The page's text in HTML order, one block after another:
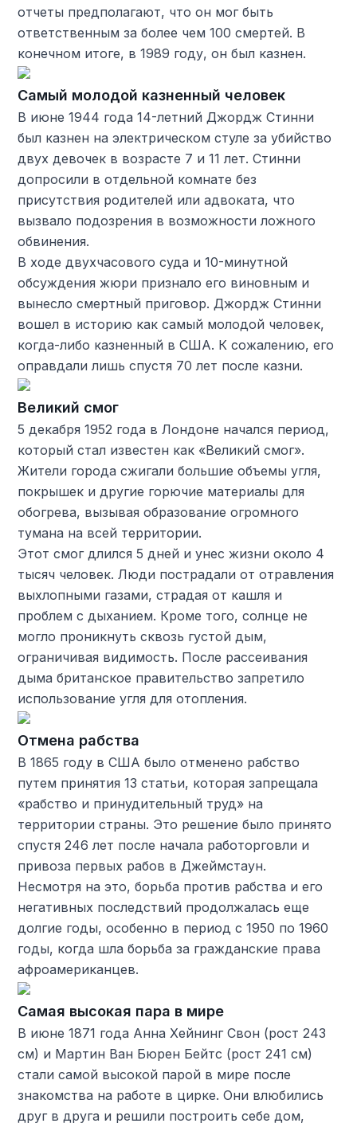
отчеты предполагают, что он мог быть
ответственным за более чем 100 смертей. В
конечном итоге, в 1989 году, он был казнен.
Самый молодой казненный человек
В июне 1944 года 14-летний Джордж Стинни
был казнен на электрическом стуле за убийство
двух девочек в возрасте 7 и 11 лет. Стинни
допросили в отдельной комнате без
присутствия родителей или адвоката, что
вызвало подозрения в возможности ложного
обвинения.
В ходе двухчасового суда и 10-минутной
обсуждения жюри признало его виновным и
вынесло смертный приговор. Джордж Стинни
вошел в историю как самый молодой человек,
когда-либо казненный в США. К сожалению, его
оправдали лишь спустя 70 лет после казни.
Великий смог
5 декабря 1952 года в Лондоне начался период,
который стал известен как «Великий смог».
Жители города сжигали большие объемы угля,
покрышек и другие горючие материалы для
обогрева, вызывая образование огромного
тумана на всей территории.
Этот смог длился 5 дней и унес жизни около 4
тысяч человек. Люди пострадали от отравления
выхлопными газами, страдая от кашля и
проблем с дыханием. Кроме того, солнце не
могло проникнуть сквозь густой дым,
ограничивая видимость. После рассеивания
дыма британское правительство запретило
использование угля для отопления.
Отмена рабства
В 1865 году в США было отменено рабство
путем принятия 13 статьи, которая запрещала
«рабство и принудительный труд» на
территории страны. Это решение было принято
спустя 246 лет после начала работорговли и
привоза первых рабов в Джеймстаун.
Несмотря на это, борьба против рабства и его
негативных последствий продолжалась еще
долгие годы, особенно в период с 1950 по 1960
годы, когда шла борьба за гражданские права
афроамериканцев.
Самая высокая пара в мире
В июне 1871 года Анна Хейнинг Свон (рост 243
см) и Мартин Ван Бюрен Бейтс (рост 241 см)
стали самой высокой парой в мире после
знакомства на работе в цирке. Они влюбились
друг в друга и решили построить себе дом,